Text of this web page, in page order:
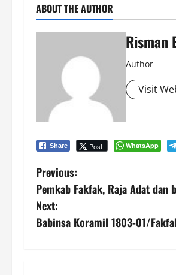
ABOUT THE AUTHOR
Risman
Author
Visit
Share Post WhatsApp
P
o
s
Previous:
Pemkab Fakfak, Raja Adat dan
Next:
Babinsa Koramil 1803-01/